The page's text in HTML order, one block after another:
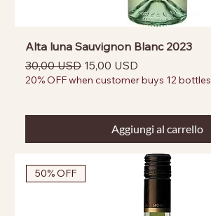
Alta luna Sauvignon Blanc 2023
Prezzo regolare
30,00 USD Prezzo scontato
15,00 USD
20% OFF when customer buys 12 bottles
Aggiungi al carrello
50% OFF